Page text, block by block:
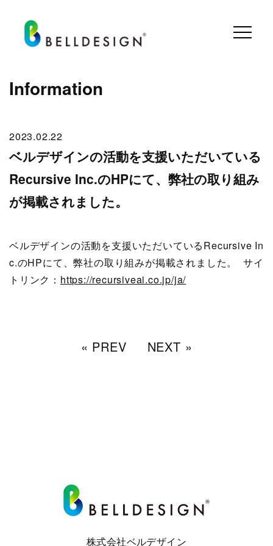
Information
2023.02.22
ベルデザインの活動を支援いただいている
Recursive Inc.のHPにて、弊社の取り組み
が掲載されました。
ベルデザインの活動を支援いただいているRecursive In
c.のHPにて、弊社の取り組みが掲載されました。
サイ
トリンク： https://recursiveai.co.jp/ja/
« PREV NEXT »
株式会社ベルデザイン